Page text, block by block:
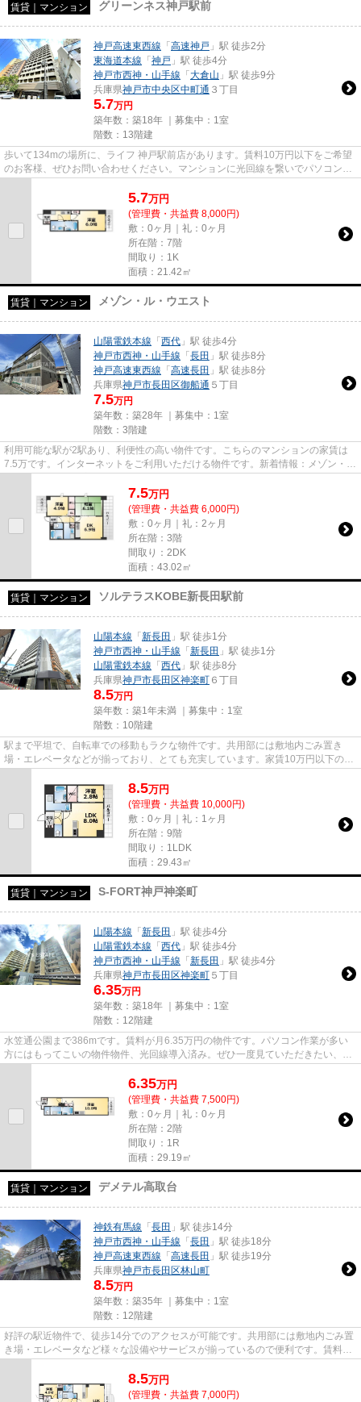
賃貸｜マンション グリーンネス神戸駅前
神戸高速東西線 「 高速神戸 」駅 徒歩2分
東海道本線 「 神戸 」駅 徒歩4分
神戸市西神・山手線 「 大倉山 」駅 徒歩9分
兵庫県神戸市中央区中町通 ３丁目
5.7万円
築年数：築18年 ｜募集中： 1室
階数：13階建
歩いて134mの場所に、ライフ 神戸駅前店があります。賃料10万円以下をご希望
のお客様、ぜひお問い合わせください。マンションに光回線を繋いでパソコンを
5.7万円
(管理費・共益費 8,000円)
敷：0ヶ月｜礼：0ヶ月
所在階：7階
間取り：1K
面積：21.42㎡
賃貸｜マンション メゾン・ル・ウエスト
山陽電鉄本線 「 西代 」駅 徒歩4分
神戸市西神・山手線 「 長田 」駅 徒歩8分
神戸高速東西線 「 高速長田 」駅 徒歩8分
兵庫県神戸市長田区御船通 ５丁目
7.5万円
築年数：築28年 ｜募集中： 1室
階数：3階建
利用可能な駅が2駅あり、利便性の高い物件です。こちらのマンションの家賃は
7.5万です。インターネットをご利用いただける物件です。新着情報：メゾン・
7.5万円
(管理費・共益費 6,000円)
敷：0ヶ月｜礼：2ヶ月
所在階：3階
間取り：2DK
面積：43.02㎡
賃貸｜マンション ソルテラスKOBE新長田駅前
山陽本線 「 新長田 」駅 徒歩1分
神戸市西神・山手線 「 新長田 」駅 徒歩1分
山陽電鉄本線 「 西代 」駅 徒歩8分
兵庫県神戸市長田区神楽町 ６丁目
8.5万円
築年数：築1年未満 ｜募集中： 1室
階数：10階建
駅まで平坦で、自転車での移動もラクな物件です。共用部には敷地内ごみ置き
場・エレベータなどが揃っており、とても充実しています。家賃10万円以下の物
8.5万円
(管理費・共益費 10,000円)
敷：0ヶ月｜礼：1ヶ月
所在階：9階
間取り：1LDK
面積：29.43㎡
賃貸｜マンション S-FORT神戸神楽町
山陽本線 「 新長田 」駅 徒歩4分
山陽電鉄本線 「 西代 」駅 徒歩4分
神戸市西神・山手線 「 新長田 」駅 徒歩4分
兵庫県神戸市長田区神楽町 ５丁目
6.35万円
築年数：築18年 ｜募集中： 1室
階数：12階建
水笠通公園まで386mです。賃料が月6.35万円の物件です。パソコン作業が多い
方にはもってこいの物件物件、光回線導入済み。ぜひ一度見ていただきたい、
6.35万円
(管理費・共益費 7,500円)
敷：0ヶ月｜礼：0ヶ月
所在階：2階
間取り：1R
面積：29.19㎡
賃貸｜マンション デメテル高取台
神鉄有馬線 「 長田 」駅 徒歩14分
神戸市西神・山手線 「 長田 」駅 徒歩18分
神戸高速東西線 「 高速長田 」駅 徒歩19分
兵庫県神戸市長田区林山町
8.5万円
築年数：築35年 ｜募集中： 1室
階数：12階建
好評の駅近物件で、徒歩14分でのアクセスが可能です。共用部には敷地内ごみ置
き場・エレベータなど様々な設備やサービスが揃っているので便利です。賃料が
8.5万円
(管理費・共益費 7,000円)